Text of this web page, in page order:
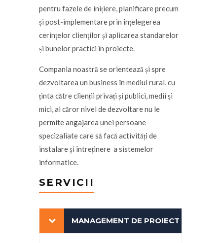
pentru fazele de inițiere, planificare precum
și post-implementare prin înțelegerea
cerințelor clienților și aplicarea standarelor
și bunelor practici în proiecte.
Compania noastră se orientează și spre
dezvoltarea un business în mediul rural, cu
ținta către clienții privați și publici, medii și
mici, al căror nivel de dezvoltare nu le
permite angajarea unei persoane
specizaliate care să facă activități de
instalare și întreținere a sistemelor
informatice.
SERVICII
MANAGEMENT DE PROIECT